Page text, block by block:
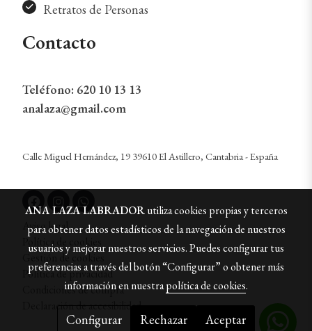
Retratos de Personas
Contacto
Teléfono: 620 10 13 13
analaza@gmail.com
Calle Miguel Hernández, 19 39610 El Astillero, Cantabria - España
Aviso legal
Política de cookies
Gestión de cookies
Política de privacidad
Condiciones de compra
Declaración de accesibilidad
ANA LAZA LABRADORutiliza cookies propias y terceros
para obtener datos estadísticos de la navegación de nuestros
usuarios y mejorar nuestros servicios. Puedes configurar tus
preferencias a través del botón “Configurar” o obtener más
información en nuestrapolítica de cookies.
Configurar Rechazar Aceptar